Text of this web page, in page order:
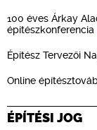
100 éves Árkay
építészkonferencia
Építész Tervezői
Online
ÉPÍTÉSI JOG